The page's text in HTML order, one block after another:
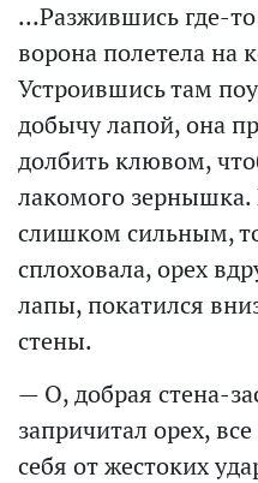
...Разжившись где-
ворона полетела на
Устроившись там
добычу лапой, она
долбить клювом,
лакомого зернышка.
слишком сильным,
сплоховала, орех
лапы, покатился
стены.
— О, добрая стена-
запричитал орех,
себя от жестоких